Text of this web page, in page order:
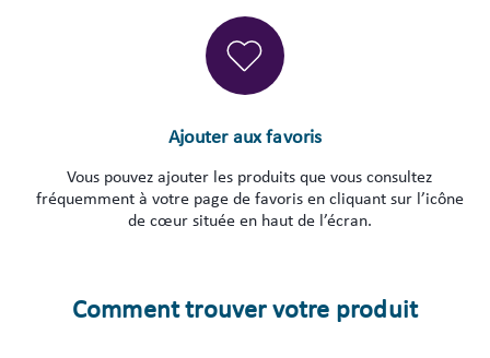
Ajouter aux favoris
Vous pouvez ajouter les produits que vous consultez
fréquemment à votre page de favoris en cliquant sur l’icône
de cœur située en haut de l’écran.
Comment trouver votre produit